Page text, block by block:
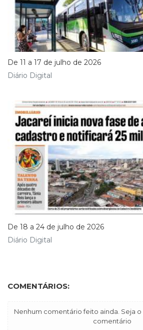
De 11 a 17 de julho de 2026
Diário Digital
De 18 a 24 de julho de 2026
Diário Digital
COMENTÁRIOS:
Nenhum comentário feito ainda. Seja
comentário